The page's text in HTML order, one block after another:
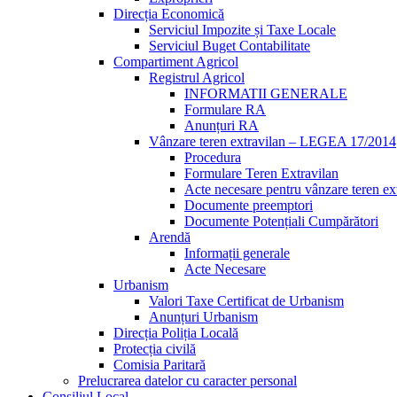
Direcția Economică
Serviciul Impozite și Taxe Locale
Serviciul Buget Contabilitate
Compartiment Agricol
Registrul Agricol
INFORMATII GENERALE
Formulare RA
Anunțuri RA
Vânzare teren extravilan – LEGEA 17/2014
Procedura
Formulare Teren Extravilan
Acte necesare pentru vânzare teren
Documente preemptori
Documente Potențiali Cumpărători
Arendă
Informații generale
Acte Necesare
Urbanism
Valori Taxe Certificat de Urbanism
Anunțuri Urbanism
Direcția Poliția Locală
Protecția civilă
Comisia Paritară
Prelucrarea datelor cu caracter personal